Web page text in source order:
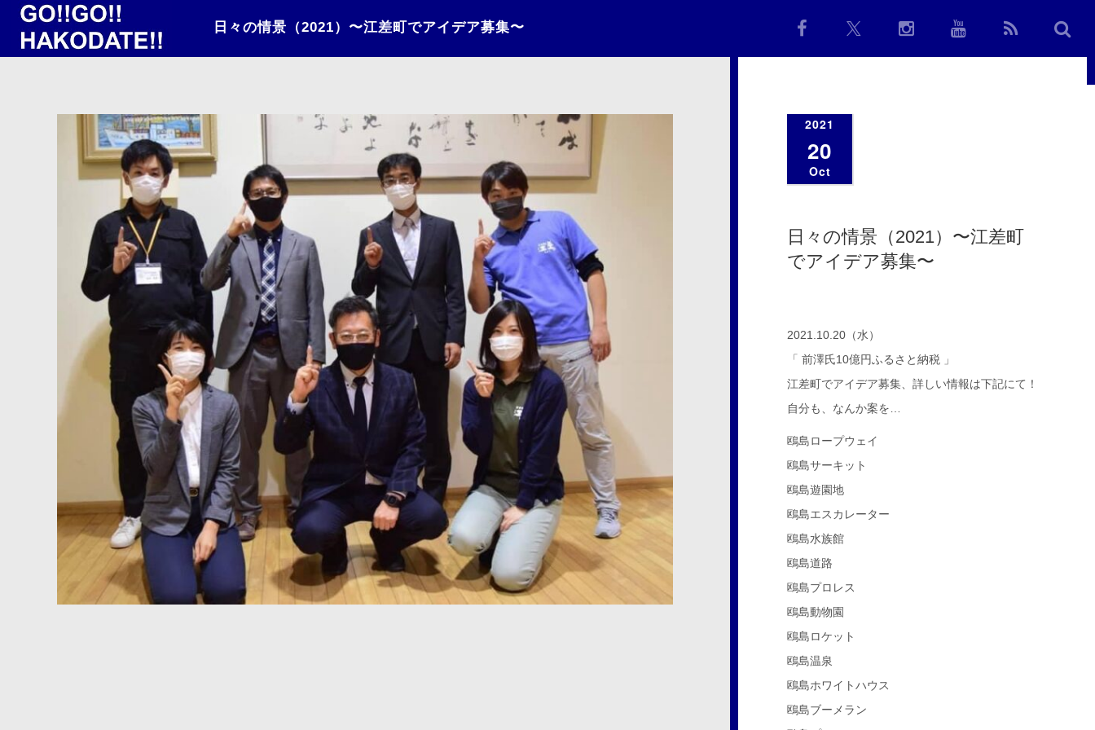
日々の情景（2021）〜江差町でアイデア募集〜
2021
20
Oct
日々の情景（2021）〜江差町
でアイデア募集〜
2021.10.20（水）
「 前澤氏10億円ふるさと納税 」
江差町でアイデア募集、詳しい情報は下記にて！
自分も、なんか案を…
鴎島ロープウェイ
鴎島サーキット
鴎島遊園地
鴎島エスカレーター
鴎島水族館
鴎島道路
鴎島プロレス
鴎島動物園
鴎島ロケット
鴎島温泉
鴎島ホワイトハウス
鴎島ブーメラン